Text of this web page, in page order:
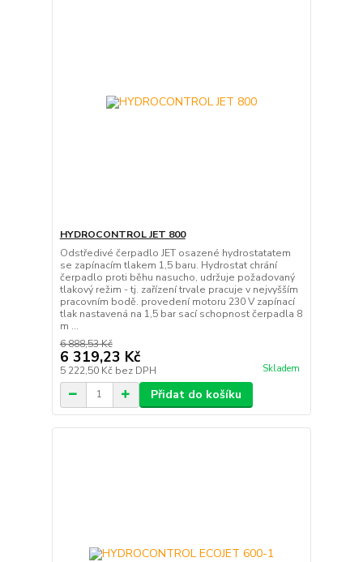
HYDROCONTROL JET 800
Odstředivé čerpadlo JET osazené hydrostatatem
se zapínacím tlakem 1,5 baru. Hydrostat chrání
čerpadlo proti běhu nasucho, udržuje požadovaný
tlakový režim - tj. zařízení trvale pracuje v nejvyšším
pracovním bodě. provedení motoru 230 V zapínací
tlak nastavená na 1,5 bar sací schopnost čerpadla 8
m ...
6 888,53 Kč
6 319,23 Kč
5 222,50 Kč bez DPH Skladem
Přidat do košíku